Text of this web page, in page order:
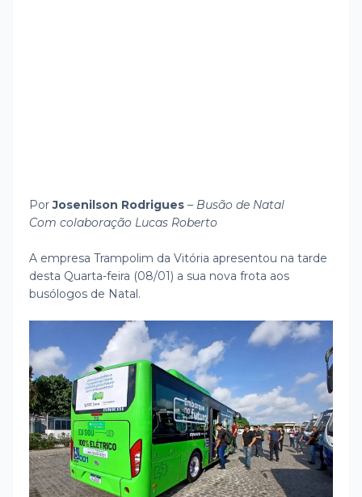
PorJosenilson Rodrigues – Busão de Natal
Com colaboração Lucas Roberto
A empresa Trampolim da Vitória apresentou na tarde
desta Quarta-feira (08/01) a sua nova frota aos
busólogos de Natal.